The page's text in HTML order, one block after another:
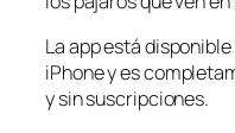
La app está
iPhone y es
y sin suscripciones.